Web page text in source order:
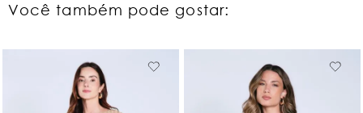
Você também pode gostar: